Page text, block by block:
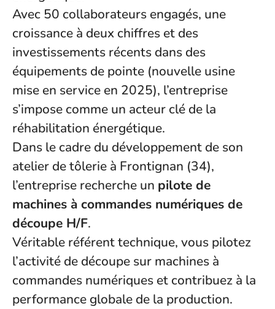
Avec 50 collaborateurs engagés, une
croissance à deux chiffres et des
investissements récents dans des
équipements de pointe (nouvelle usine
mise en service en 2025), l’entreprise
s’impose comme un acteur clé de la
réhabilitation énergétique.
Dans le cadre du développement de son
atelier de tôlerie à Frontignan (34),
l’entreprise recherche un pilote de
machines à commandes numériques de
découpe H/F.
Véritable référent technique, vous pilotez
l’activité de découpe sur machines à
commandes numériques et contribuez à la
performance globale de la production.